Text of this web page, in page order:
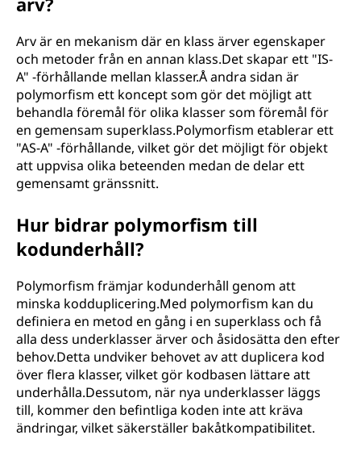
Arv är en mekanism där en klass ärver egenskaper
och metoder från en annan klass.Det skapar ett "IS-
A" -förhållande mellan klasser.Å andra sidan är
polymorfism ett koncept som gör det möjligt att
behandla föremål för olika klasser som föremål för
en gemensam superklass.Polymorfism etablerar ett
"AS-A" -förhållande, vilket gör det möjligt för objekt
att uppvisa olika beteenden medan de delar ett
gemensamt gränssnitt.
Hur bidrar polymorfism till
kodunderhåll?
Polymorfism främjar kodunderhåll genom att
minska kodduplicering.Med polymorfism kan du
definiera en metod en gång i en superklass och få
alla dess underklasser ärver och åsidosätta den efter
behov.Detta undviker behovet av att duplicera kod
över flera klasser, vilket gör kodbasen lättare att
underhålla.Dessutom, när nya underklasser läggs
till, kommer den befintliga koden inte att kräva
ändringar, vilket säkerställer bakåtkompatibilitet.